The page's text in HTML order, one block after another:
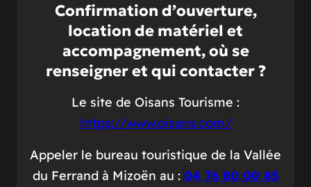
Confirmation d’ouverture,
location de matériel et
accompagnement, où se
renseigner et qui contacter ?
Le site de Oisans Tourisme :
https://www.oisans.com/
Appeler le bureau touristique de la Vallée
du Ferrand à Mizoën au : 04 76 80 00 85